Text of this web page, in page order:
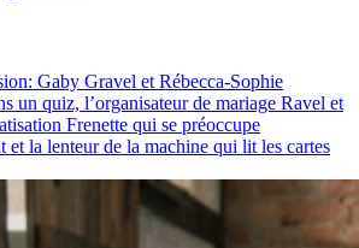
Gaby Gravel et Rébecca-Sophie
un quiz, l’organisateur de mariage Ravel et
Frenette qui se préoccupe
et la lenteur de la machine qui lit les cartes